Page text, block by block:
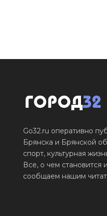
Go32.ru оперативно
Брянска и Брянской
спорт, культурная
Все, о чем становится
сообщаем нашим